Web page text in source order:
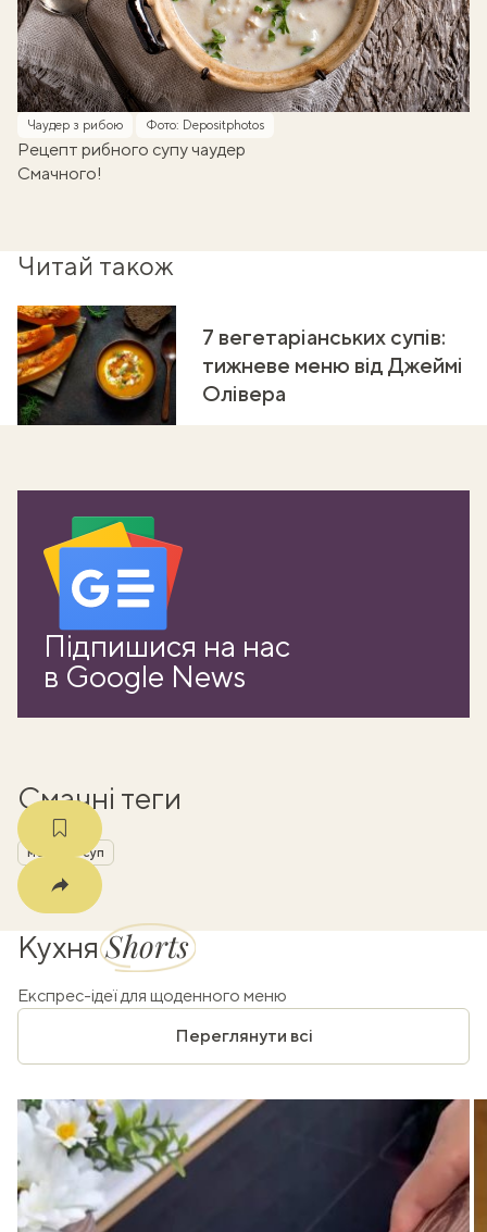
Чаудер з рибою Фото: Depositphotos
Рецепт рибного супу чаудер
Смачного!
Читай також
7 вегетаріанських супів:
тижневе меню від Джеймі
Олівера
Підпишися на нас
в Google News
Смачні теги
меню суп
КухняShorts
Експрес-ідеї для щоденного меню
Переглянути всі